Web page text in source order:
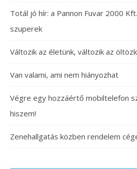
Totál jó hír: a Pannon Fuvar 2000
szuperek
Változik az életünk, változik az
Van valami, ami nem hiányozhat
Végre egy hozzáértő mobiltelefon
hiszem!
Zenehallgatás közben rendelem